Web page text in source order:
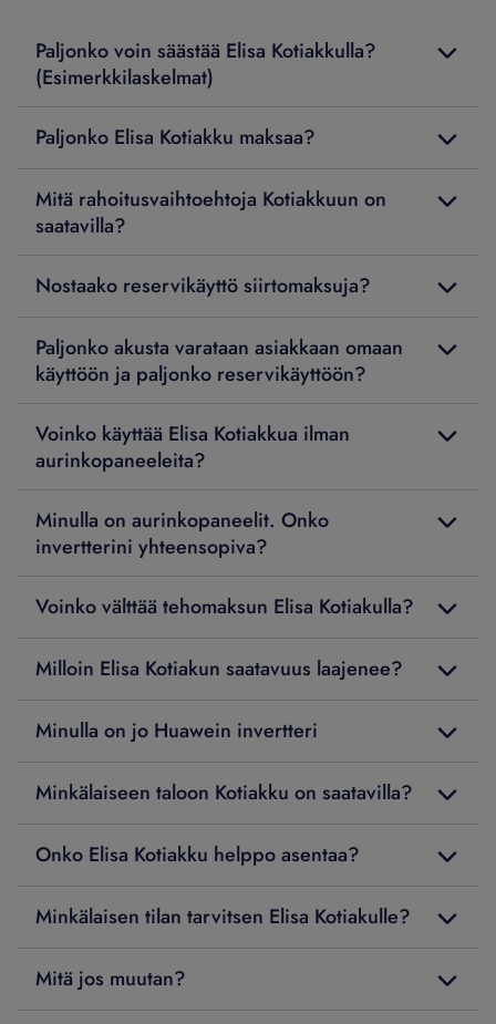
Paljonko voin säästää Elisa Kotiakkulla?
(Esimerkkilaskelmat)
Paljonko Elisa Kotiakku maksaa?
Mitä rahoitusvaihtoehtoja Kotiakkuun on
saatavilla?
Nostaako reservikäyttö siirtomaksuja?
Paljonko akusta varataan asiakkaan omaan
käyttöön ja paljonko reservikäyttöön?
Voinko käyttää Elisa Kotiakkua ilman
aurinkopaneeleita?
Minulla on aurinkopaneelit. Onko
invertterini yhteensopiva?
Voinko välttää tehomaksun Elisa Kotiakulla?
Milloin Elisa Kotiakun saatavuus laajenee?
Minulla on jo Huawein invertteri
Minkälaiseen taloon Kotiakku on saatavilla?
Onko Elisa Kotiakku helppo asentaa?
Minkälaisen tilan tarvitsen Elisa Kotiakulle?
Mitä jos muutan?